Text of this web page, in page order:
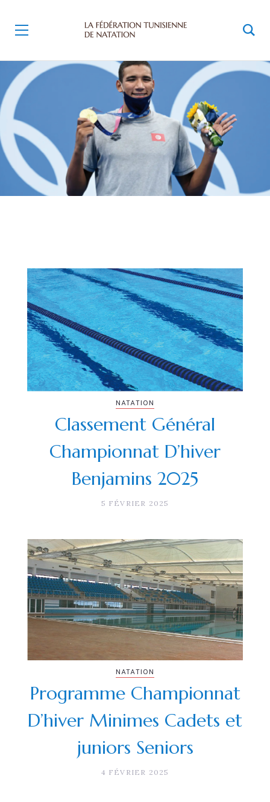
NATATION
Classement Général
Championnat D’hiver
Benjamins 2025
5 FÉVRIER 2025
NATATION
Programme Championnat
D’hiver Minimes Cadets et
juniors Seniors
4 FÉVRIER 2025